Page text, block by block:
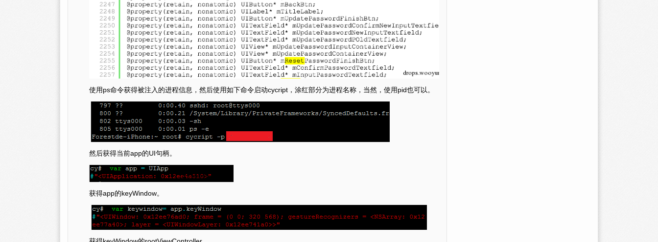
使用ps命令获得被注入的进程信息，然后使用如下命令启动cycript，涂红部分为进程名称，当然，使用pid也可以。
然后获得当前app的UI句柄。
获得app的keyWindow。